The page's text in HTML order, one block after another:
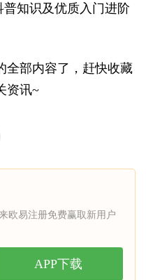
知识及优质入门进阶
全部内容了，赶快收藏
资讯~
欧易注册免费赢取新用户
APP下载